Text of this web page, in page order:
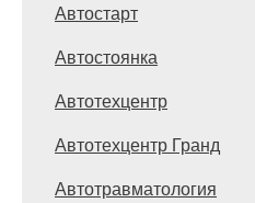
Автостарт
Автостоянка
Автотехцентр
Автотехцентр Гранд
Автотравматология